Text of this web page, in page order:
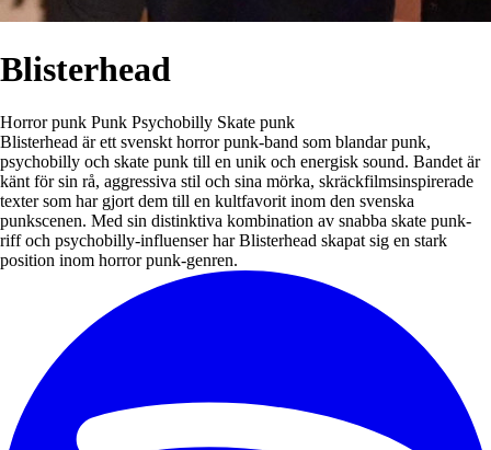
Blisterhead
Horror punk Punk Psychobilly Skate punk
Blisterhead är ett svenskt horror punk-band som blandar punk,
psychobilly och skate punk till en unik och energisk sound. Bandet är
känt för sin rå, aggressiva stil och sina mörka, skräckfilmsinspirerade
texter som har gjort dem till en kultfavorit inom den svenska
punkscenen. Med sin distinktiva kombination av snabba skate punk-
riff och psychobilly-influenser har Blisterhead skapat sig en stark
position inom horror punk-genren.